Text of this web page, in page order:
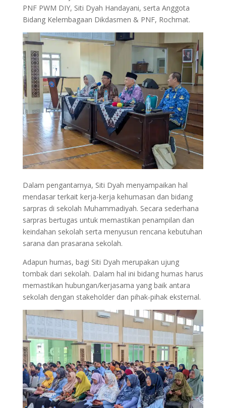
PNF PWM DIY, Siti Dyah Handayani, serta Anggota
Bidang Kelembagaan Dikdasmen & PNF, Rochmat.
Dalam pengantarnya, Siti Dyah menyampaikan hal
mendasar terkait kerja-kerja kehumasan dan bidang
sarpras di sekolah Muhammadiyah. Secara sederhana
sarpras bertugas untuk memastikan penampilan dan
keindahan sekolah serta menyusun rencana kebutuhan
sarana dan prasarana sekolah.
Adapun humas, bagi Siti Dyah merupakan ujung
tombak dari sekolah. Dalam hal ini bidang humas harus
memastikan hubungan/kerjasama yang baik antara
sekolah dengan stakeholder dan pihak-pihak eksternal.